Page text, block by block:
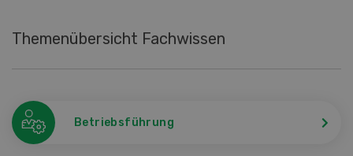
Themenübersicht Fachwissen
Betriebsführung